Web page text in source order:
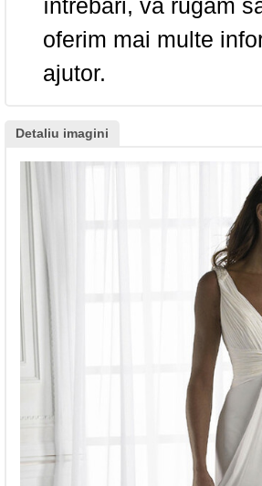
întrebări, vă rugăm
oferim mai multe
ajutor.
Detaliu imagini